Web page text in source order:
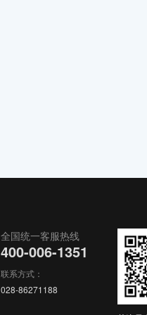
1小时前 y***g 以
购买 1冠个人店 服饰鞋包 协议变更 无
全国统一客服热线
400-006-1351
联系方式：
028-86271188